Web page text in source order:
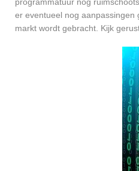
er eventueel nog aanpassingen
markt wordt gebracht. Kijk